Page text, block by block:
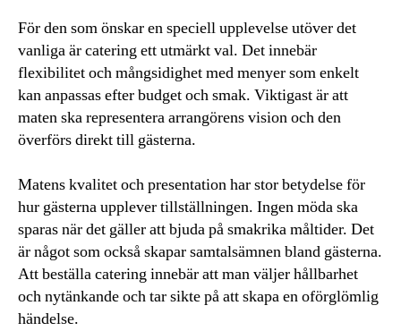
För den som önskar en speciell upplevelse utöver det
vanliga är catering ett utmärkt val. Det innebär
flexibilitet och mångsidighet med menyer som enkelt
kan anpassas efter budget och smak. Viktigast är att
maten ska representera arrangörens vision och den
överförs direkt till gästerna.
Matens kvalitet och presentation har stor betydelse för
hur gästerna upplever tillställningen. Ingen möda ska
sparas när det gäller att bjuda på smakrika måltider. Det
är något som också skapar samtalsämnen bland gästerna.
Att beställa catering innebär att man väljer hållbarhet
och nytänkande och tar sikte på att skapa en oförglömlig
händelse.